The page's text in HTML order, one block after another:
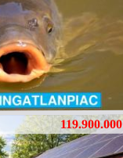
119.900.000